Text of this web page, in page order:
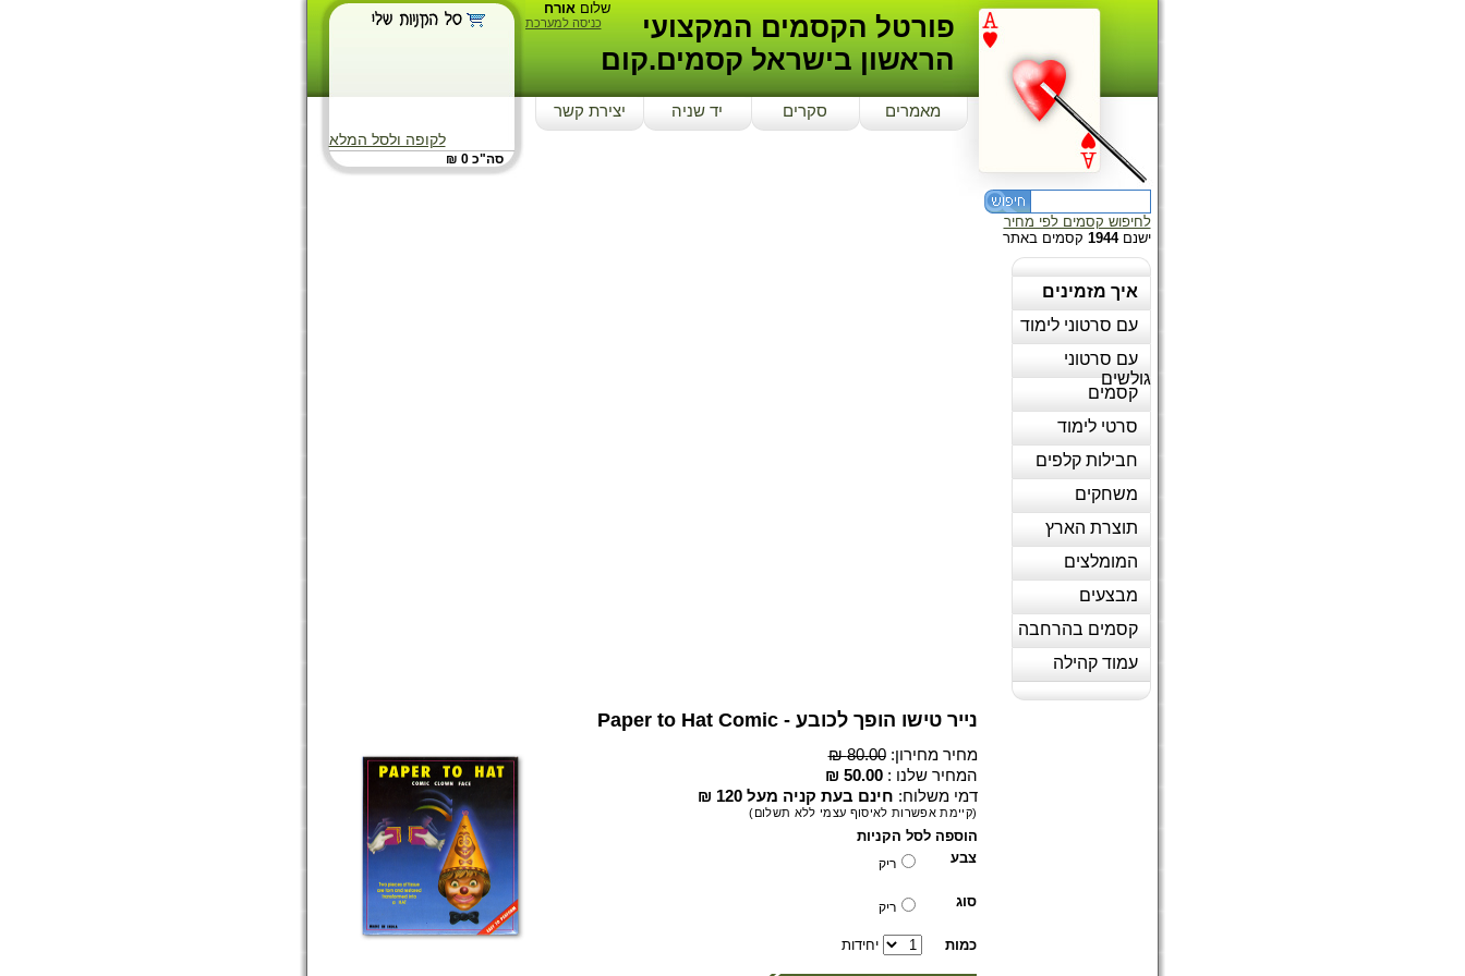
לקופה ולסל המלא
סה"כ 0 ₪
שלוםאורח
כניסה למערכת
פורטל הקסמים המקצועי
הראשון בישראל קסמים.קום
מאמרים סקרים יד שניה יצירת קשר
לחיפוש קסמים לפי מחיר
ישנם1944 קסמים באתר
איך מזמינים
עם סרטוני לימוד
עם סרטוני
גולשים
קסמים
סרטי לימוד
חבילות קלפים
משחקים
תוצרת הארץ
המומלצים
מבצעים
קסמים בהרחבה
עמוד קהילה
נייר טישו הופך לכובע - Paper to Hat Comic
מחיר מחירון:80.00 ₪
המחיר שלנו :50.00 ₪
דמי משלוח: חינם בעת קניה מעל 120 ₪
(קיימת אפשרות לאיסוף עצמי ללא תשלום)
הוספה לסל הקניות
צבע
ריק
סוג ריק
כמות יחידות